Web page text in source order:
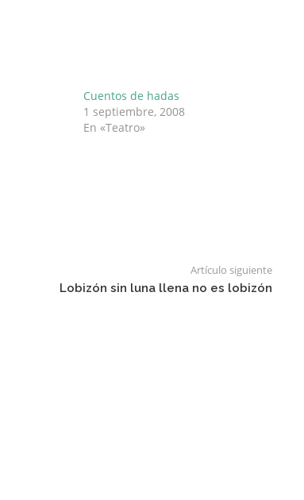
Cuentos de hadas
1 septiembre, 2008
En «Teatro»
Artículo siguiente
Lobizón sin luna llena no es lobizón